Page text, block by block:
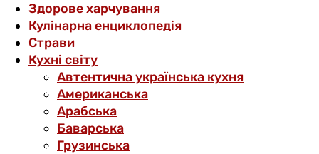
Здорове харчування
Кулінарна енциклопедія
Страви
Кухні світу
Автентична українська кухня
Американська
Арабська
Баварська
Грузинська